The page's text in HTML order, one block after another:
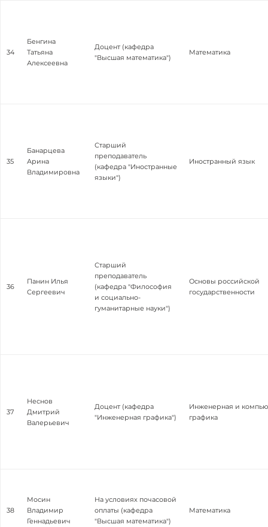
34
Бенгина
Татьяна
Алексеевна
Доцент (кафедра
"Высшая математика")
Математика
35
Банарцева
Арина
Владимировна
Старший
преподаватель
(кафедра "Иностранные
языки")
Иностранный язык
36
Панин Илья
Сергеевич
Старший
преподаватель
(кафедра "Философия
и социально-
гуманитарные науки")
Основы российской
государственности
37
Неснов
Дмитрий
Валерьевич
Доцент (кафедра
"Инженерная графика")
Инженерная и
графика
38
Мосин
Владимир
Геннадьевич
На условиях почасовой
оплаты (кафедра
"Высшая математика")
Математика